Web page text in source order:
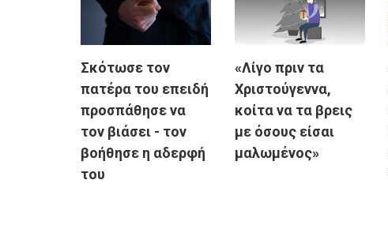
Σκότωσε τον
πατέρα του επειδή
προσπάθησε να
τον βιάσει - τον
βοήθησε η αδερφή
του
«Λίγο πριν τα
Χριστούγεννα,
κοίτα να τα βρεις
με όσους είσαι
μαλωμένος»